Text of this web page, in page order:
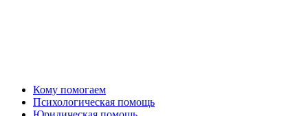
Кому помогаем
Психологическая помощь